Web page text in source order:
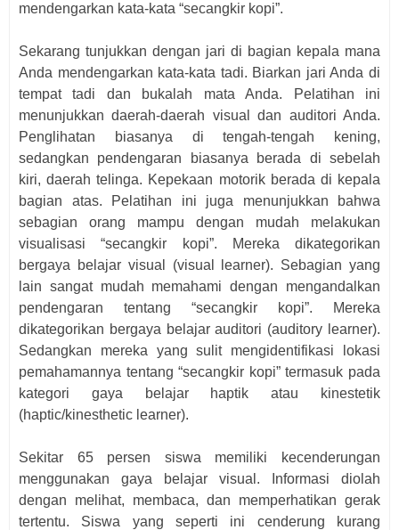
mendengarkan kata-kata “secangkir kopi”.
Sekarang tunjukkan dengan jari di bagian kepala mana
Anda mendengarkan kata-kata tadi. Biarkan jari Anda di
tempat tadi dan bukalah mata Anda.
Pelatihan ini
menunjukkan daerah-daerah visual dan auditori Anda.
Penglihatan biasanya di tengah-tengah kening,
sedangkan pendengaran biasanya berada di sebelah
kiri, daerah telinga. Kepekaan motorik berada di kepala
bagian atas. Pelatihan ini juga menunjukkan bahwa
sebagian orang mampu dengan mudah melakukan
visualisasi “secangkir kopi”. Mereka dikategorikan
bergaya belajar visual (visual learner). Sebagian yang
lain sangat mudah memahami dengan mengandalkan
pendengaran tentang “secangkir kopi”. Mereka
dikategorikan bergaya belajar auditori (auditory learner).
Sedangkan mereka yang sulit mengidentifikasi lokasi
pemahamannya tentang “secangkir kopi” termasuk pada
kategori gaya belajar haptik atau kinestetik
(haptic/kinesthetic learner).
Sekitar 65 persen siswa memiliki kecenderungan
menggunakan gaya belajar visual. Informasi diolah
dengan melihat, membaca, dan memperhatikan gerak
tertentu. Siswa yang seperti ini cenderung kurang